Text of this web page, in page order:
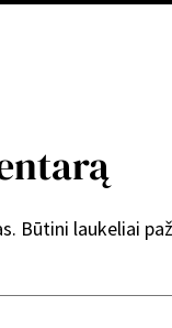
Būtini laukeliai